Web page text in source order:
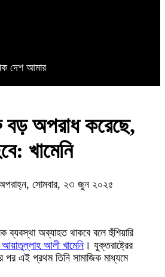
দেশ আমার
বড় অপরাধ করেছে,
খামেনি
সোমবার, ২৩ জুন ২০২৫
ব্যবস্থা অব্যাহত থাকবে বলে হুঁশিয়ারি
আলী খামেনি । যুক্তরাষ্ট্রের
পর এই প্রথম তিনি সামাজিক মাধ্যমে